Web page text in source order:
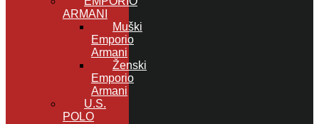
ARMANI
Muški
Emporio
Armani
Ženski
Emporio
Armani
U.S.
POLO